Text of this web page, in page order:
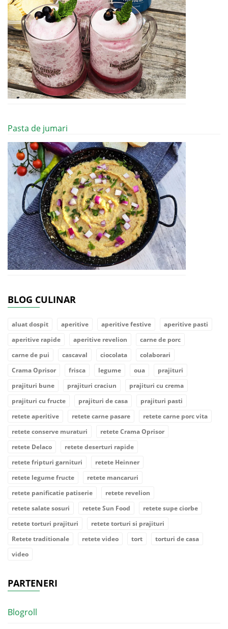
Pasta de jumari
BLOG CULINAR
aluat dospit aperitive aperitive festive
aperitive pasti
aperitive rapide
aperitive revelion
carne de porc
carne de pui
cascaval ciocolata
colaborari
Crama Oprisor
frisca legume oua
prajituri
prajituri bune
prajituri craciun
prajituri cu crema
prajituri cu fructe
prajituri de casa
prajituri pasti
retete aperitive
retete carne pasare
retete carne porc vita
retete conserve muraturi
retete Crama Oprisor
retete Delaco
retete deserturi rapide
retete fripturi garnituri
retete Heinner
retete legume fructe
retete mancaruri
retete panificatie patiserie
retete revelion
retete salate sosuri
retete Sun Food
retete supe ciorbe
retete torturi prajituri
retete torturi si prajituri
Retete traditionale
retete video tort
torturi de casa
video
PARTENERI
Blogroll